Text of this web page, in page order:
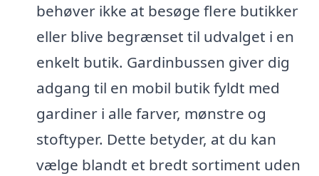
behøver ikke at besøge flere butikker
eller blive begrænset til udvalget i en
enkelt butik. Gardinbussen giver dig
adgang til en mobil butik fyldt med
gardiner i alle farver, mønstre og
stoftyper. Dette betyder, at du kan
vælge blandt et bredt sortiment uden